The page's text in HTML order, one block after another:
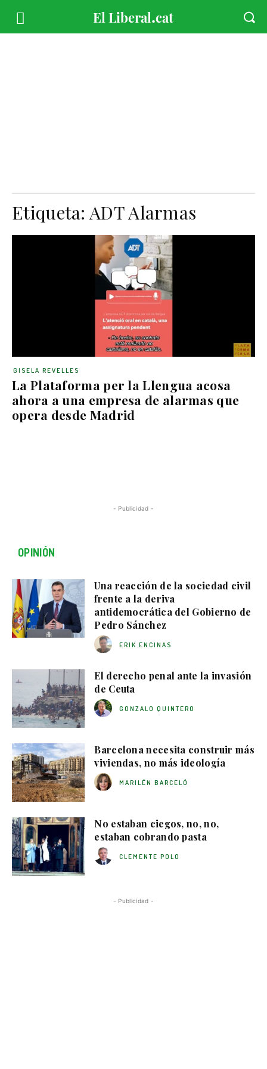
Etiqueta:ADT Alarmas
La Plataforma per la Llengua acosa
ahora a una empresa de alarmas que
opera desde Madrid
GISELA REVELLES
- Publicidad -
OPINIÓN
Una reacción de la sociedad civil
frente a la deriva
antidemocrática del Gobierno de
Pedro Sánchez
ERIK ENCINAS
El derecho penal ante la invasión
de Ceuta
GONZALO QUINTERO
Barcelona necesita construir más
viviendas, no más ideología
MARILÉN BARCELÓ
No estaban ciegos, no, no,
estaban cobrando pasta
CLEMENTE POLO
- Publicidad -